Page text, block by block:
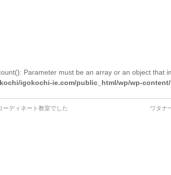
Parameter must be an array or an object that
igokochi-ie.com/public_html/wp/wp-
ーディネート教室でした ワタナ